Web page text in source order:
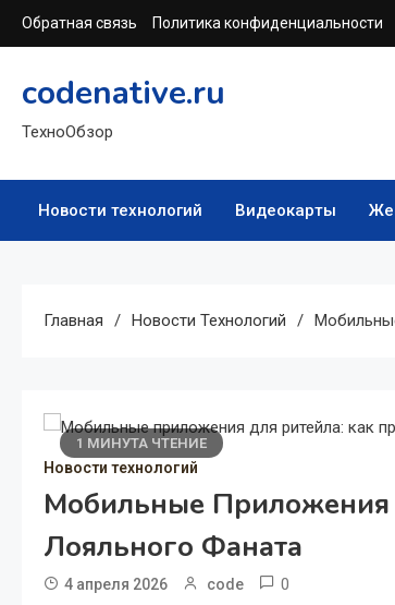
Перейти
к
Обратная связь Политика конфиденциальности
codenative.ru
ТехноОбзор
Новости технологий Видеокарты
Главная Новости Технологий
1 МИНУТА ЧТЕНИЕ
Новости технологий
Мобильные Приложения
Лояльного Фаната
4 апреля 2026 code 0